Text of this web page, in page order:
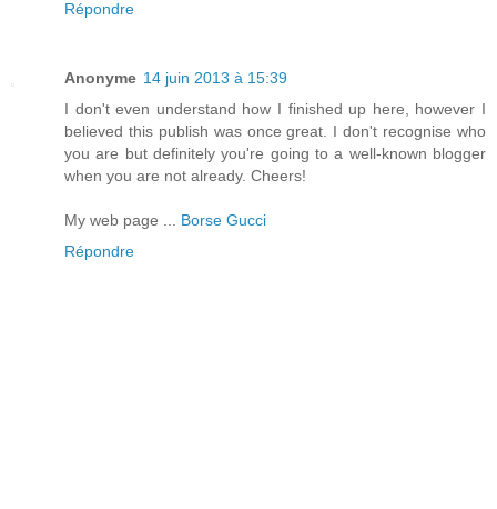
Répondre
Anonyme 14 juin 2013 à 15:39
I don't even understand how I finished up here, however I
believed this publish was once great. I don't recognise who
you are but definitely you're going to a well-known blogger
when you are not already. Cheers!
My web page ... Borse Gucci
Répondre